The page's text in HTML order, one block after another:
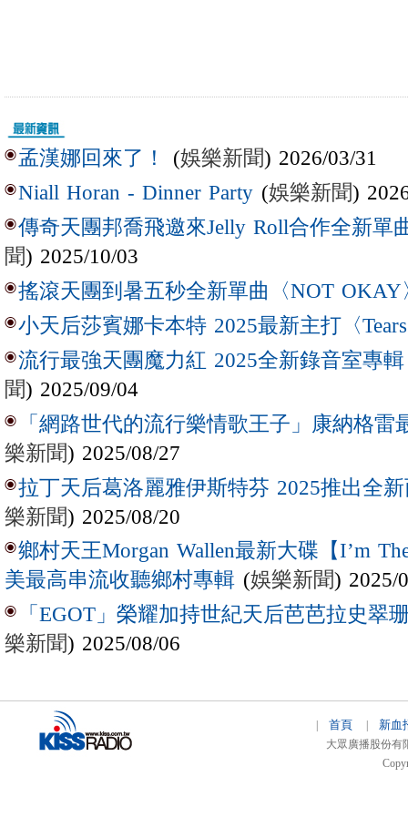
孟漢娜回來了！ (娛樂新聞) 2026/03/31
Niall Horan - Dinner Party (娛樂新聞)
傳奇天團邦喬飛邀來Jelly Roll合作全新單
聞) 2025/10/03
搖滾天團到暑五秒全新單曲〈NOT OKAY
小天后莎賓娜卡本特 2025最新主打〈
流行最強天團魔力紅 2025全新錄音室專
聞) 2025/09/04
「網路世代的流行樂情歌王子」康納格雷
樂新聞) 2025/08/27
拉丁天后葛洛麗雅伊斯特芬 2025推出全新
樂新聞) 2025/08/20
鄉村天王Morgan Wallen最新大碟【I’m
美最高串流收聽鄉村專輯 (娛樂新聞) 2025/
「EGOT」榮耀加持世紀天后芭芭拉史翠
樂新聞) 2025/08/06
首頁 新血
大眾廣播股份有